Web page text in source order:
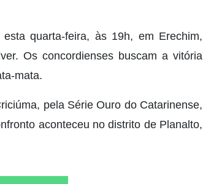
quarta-feira, às 19h, em Erechim,
Os concordienses buscam a vitória
mata.
pela Série Ouro do Catarinense,
aconteceu no distrito de Planalto,